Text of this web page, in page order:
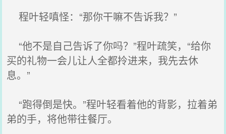
程叶轻嗔怪：“那你干嘛不告诉我？”
“他不是自己告诉了你吗？”程叶疏笑，“给你
买的礼物一会儿让人全都拎进来，我先去休
息。”
“跑得倒是快。”程叶轻看着他的背影，拉着弟
弟的手，将他带往餐厅。